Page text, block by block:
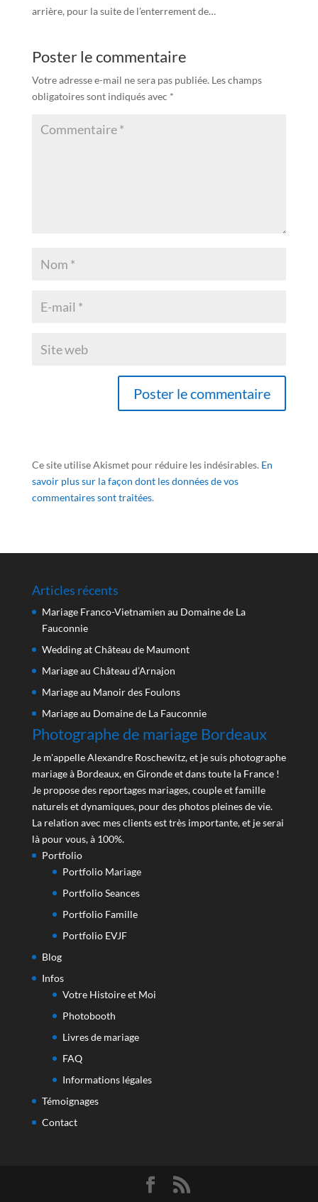
arrière, pour la suite de l’enterrement de…
Poster le commentaire
Votre adresse e-mail ne sera pas publiée. Les champs
obligatoires sont indiqués avec *
Ce site utilise Akismet pour réduire les indésirables. En
savoir plus sur la façon dont les données de vos
commentaires sont traitées.
Articles récents
Mariage Franco-Vietnamien au Domaine de La
Fauconnie
Wedding at Château de Maumont
Mariage au Château d’Arnajon
Mariage au Manoir des Foulons
Mariage au Domaine de La Fauconnie
Photographe de mariage Bordeaux
Je m'appelle Alexandre Roschewitz, et je suis photographe
mariage à Bordeaux, en Gironde et dans toute la France !
Je propose des reportages mariages, couple et famille
naturels et dynamiques, pour des photos pleines de vie.
La relation avec mes clients est très importante, et je serai
là pour vous, à 100%.
Portfolio
Portfolio Mariage
Portfolio Seances
Portfolio Famille
Portfolio EVJF
Blog
Infos
Votre Histoire et Moi
Photobooth
Livres de mariage
FAQ
Informations légales
Témoignages
Contact